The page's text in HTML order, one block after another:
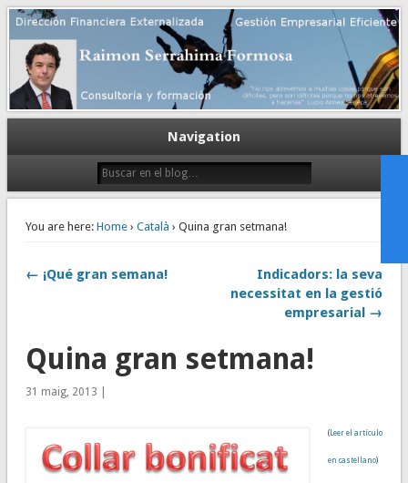
Dirección financiera de la PyME
Gestión empresarial eficiente. Dirección financiera externalizada.
Navigation
You are here: Home› Català › Quina gran setmana!
← ¡Qué gran semana!
Indicadors: la seva
necessitat en la gestió
empresarial →
Quina gran setmana!
31 maig, 2013 |
(Leer el artículo
en castellano)